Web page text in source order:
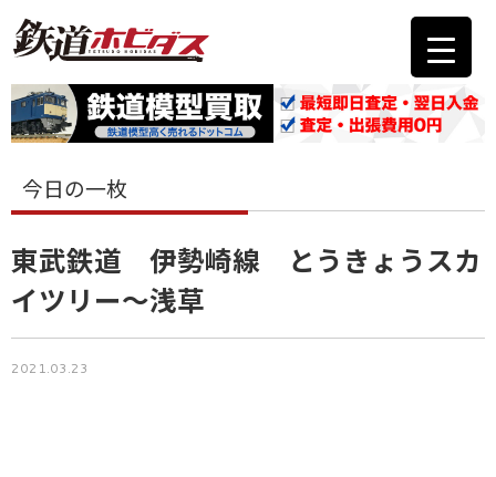
今日の一枚
東武鉄道 伊勢崎線 とうきょうスカ
イツリー〜浅草
2021.03.23